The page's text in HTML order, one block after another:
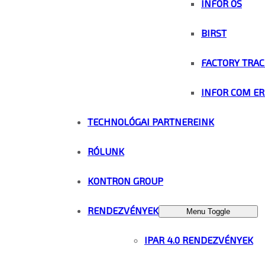
INFOR OS
BIRST
FACTORY
INFOR COM
TECHNOLÓGAI PARTNEREINK
RÓLUNK
KONTRON GROUP
RENDEZVÉNYEK Menu Toggle
IPAR 4.0 RENDEZVÉNYEK